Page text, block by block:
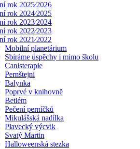
rok 2025⁄2026
rok 2024⁄2025
rok 2023⁄2024
rok 2022⁄2023
rok 2021⁄2022
Mobilní planetárium
Sbíráme úspěchy i mimo školu
Canisterapie
Pernštejni
Balynka
Poprvé v knihovně
Betlém
Pečení perníčků
Mikulášská nadílka
Plavecký výcvik
Svatý Martin
Halloweenská stezka